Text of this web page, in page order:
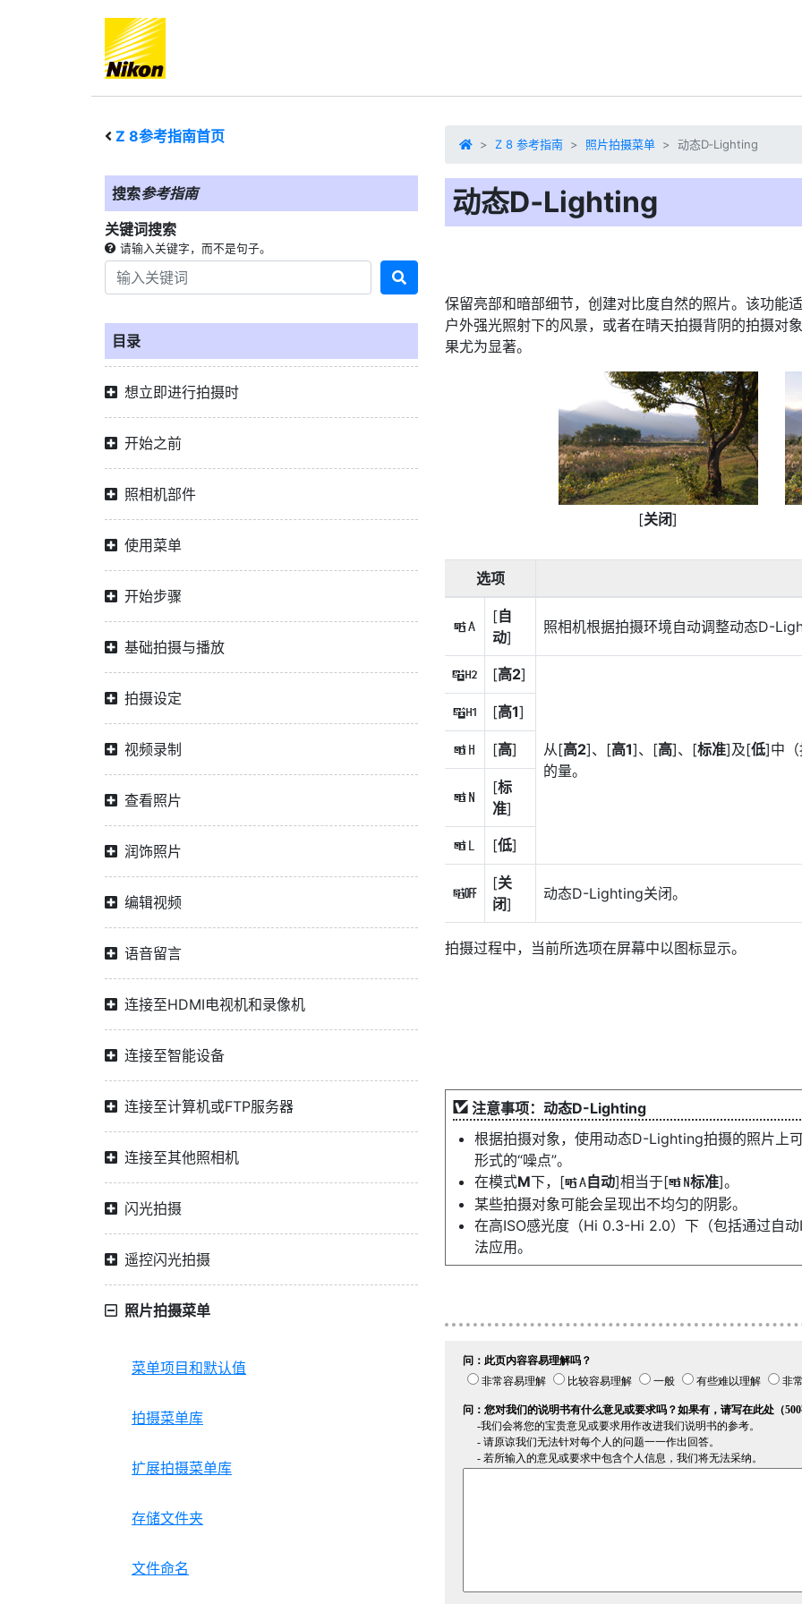
Z 8参考指南首页
搜索参考指南
关键词搜索
请输入关键字，而不是句子。
目录
想立即进行拍摄时
开始之前
照相机部件
使用菜单
开始步骤
基础拍摄与播放
拍摄设定
视频录制
查看照片
润饰照片
编辑视频
语音留言
连接至HDMI电视机和录像机
连接至智能设备
连接至计算机或FTP服务器
连接至其他照相机
闪光拍摄
遥控闪光拍摄
照片拍摄菜单
菜单项目和默认值
拍摄菜单库
扩展拍摄菜单库
存储文件夹
文件命名
Z 8 参考指南 照片拍摄菜单 动态D‑Lighting
动态D‑Lighting
保留亮部和暗部细节，创建对比度自然的照片。该功能
户外强光照射下的风景，或者在晴天拍摄背阴的拍摄
果尤为显著。
[关闭]
选项
Y
[自
动]
照相机根据拍摄环境自动调整动态D-
t [高2]
从[高2]、[高1]、[高]、[标准]及[低]中
的量。
s [高1]
P [高]
Q
[标
准]
R [低]
c
[关
闭]
动态D-Lighting关闭。
拍摄过程中，当前所选项在屏幕中以图标显示。
注意事项：动态D-Lighting
根据拍摄对象，使用动态D-Lighting拍摄的照片上
形式的“噪点”。
在模式M下，[Y自动]相当于[Q标准]。
某些拍摄对象可能会呈现出不均匀的阴影。
在高ISO感光度（Hi 0.3-Hi 2.0）下（包括通过自
法应用。